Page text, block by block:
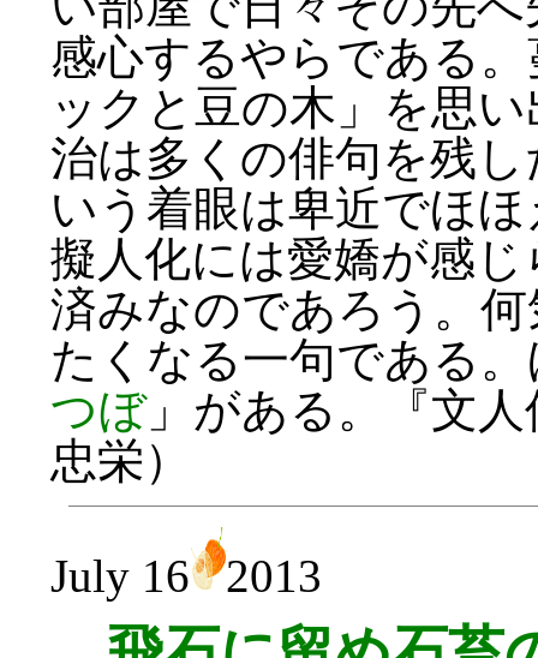
感心するやらである
ックと豆の木」を思
治は多くの俳句を残
いう着眼は卑近でほ
擬人化には愛嬌が感
済みなのであろう。
たくなる一句である
つぼ」がある。『文
忠栄）
July 16 2013